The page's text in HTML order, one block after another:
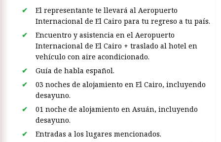
El representante te llevará al Aeropuerto
Internacional de El Cairo para tu regreso a tu país.
Encuentro y asistencia en el Aeropuerto
Internacional de El Cairo + traslado al hotel en
vehículo con aire acondicionado.
Guía de habla español.
03 noches de alojamiento en El Cairo, incluyendo
desayuno.
01 noche de alojamiento en Asuán, incluyendo
desayuno.
Entradas a los lugares mencionados.